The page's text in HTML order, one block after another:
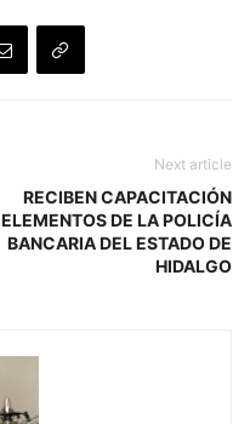
Next article
RECIBEN CAPACITACIÓN
ELEMENTOS DE LA POLICÍA
BANCARIA DEL ESTADO DE
HIDALGO